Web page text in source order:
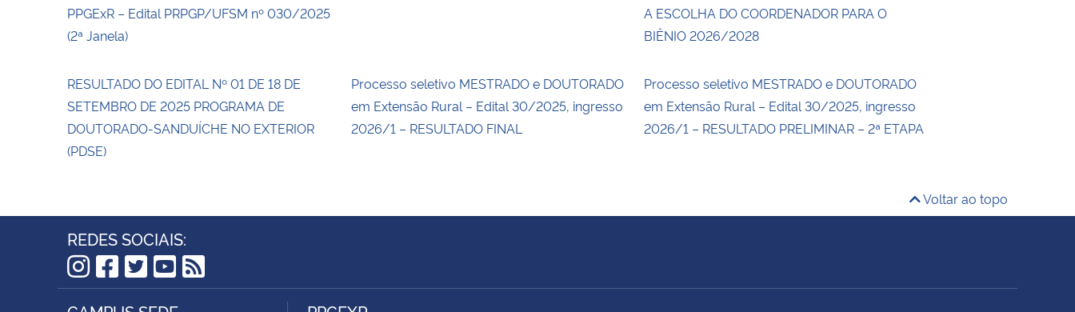
PPGExR – Edital PRPGP/UFSM nº 030/2025
(2ª Janela)
A ESCOLHA DO COORDENADOR PARA O
BIÊNIO 2026/2028
RESULTADO DO EDITAL Nº 01 DE 18 DE
SETEMBRO DE 2025 PROGRAMA DE
DOUTORADO-SANDUÍCHE NO EXTERIOR
(PDSE)
Processo seletivo MESTRADO e DOUTORADO
em Extensão Rural – Edital 30/2025, ingresso
2026/1 – RESULTADO FINAL
Processo seletivo MESTRADO e DOUTORADO
em Extensão Rural – Edital 30/2025, ingresso
2026/1 – RESULTADO PRELIMINAR – 2ª ETAPA
Voltar ao topo
REDES SOCIAIS:
Instagram
Facebook
Twitter
YouTube
RSS